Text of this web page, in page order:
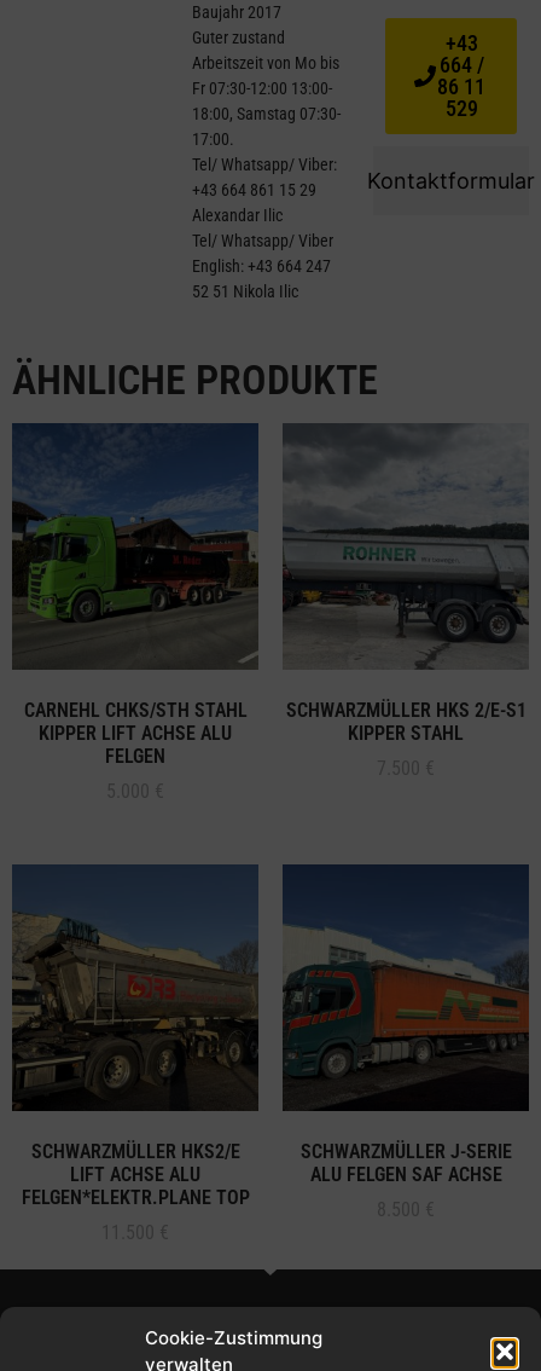
Cookie-Zustimmung
verwalten
Baujahr 2017
Guter zustand
Arbeitszeit von Mo bis
Fr 07:30-12:00 13:00-
18:00, Samstag 07:30-
17:00.
Tel/ Whatsapp/ Viber:
+43 664 861 15 29
Alexandar Ilic
Tel/ Whatsapp/ Viber
English: +43 664 247
52 51 Nikola Ilic
Kontaktformular
+43
664 /
86 11
529
ÄHNLICHE PRODUKTE
CARNEHL CHKS/STH STAHL
KIPPER LIFT ACHSE ALU
FELGEN
SCHWARZMÜLLER HKS 2/E-S1
KIPPER STAHL
SCHWARZMÜLLER HKS2/E
LIFT ACHSE ALU
FELGEN*ELEKTR.PLANE TOP
SCHWARZMÜLLER J-SERIE
ALU FELGEN SAF ACHSE